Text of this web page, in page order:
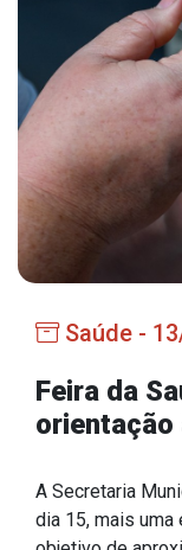
Símbolos
Estrutura
Administração
Agricultura e
Educação,
Obras
Saúde
Saúde -
Feira da
orientação
A Secretaria
dia 15, mais uma